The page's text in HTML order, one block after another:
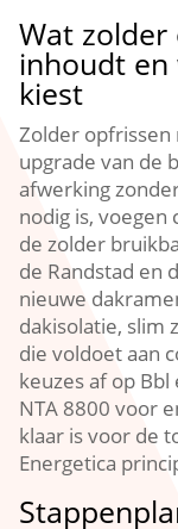
Wat
inhoudt
kiest
Zolder opfrissen
upgrade van de
afwerking
nodig is,
de zolder
de Randstad en
nieuwe
dakisolatie, slim
die voldoet aan
keuzes af op
NTA 8800 voor
klaar is voor de
Energetica